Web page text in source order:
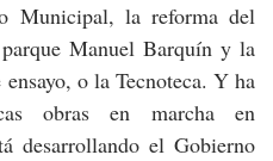
Municipal, la reforma del
Manuel Barquín y la
o la Tecnoteca. Y ha
obras en marcha en
desarrollando el Gobierno